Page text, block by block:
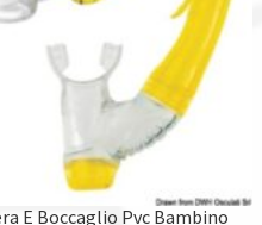
E Boccaglio Pvc Bambino